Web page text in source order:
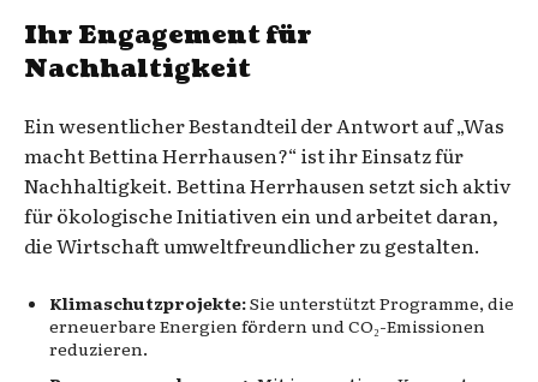
Ihr Engagement für
Nachhaltigkeit
Ein wesentlicher Bestandteil der Antwort auf „Was
macht Bettina Herrhausen?“ ist ihr Einsatz für
Nachhaltigkeit. Bettina Herrhausen setzt sich aktiv
für ökologische Initiativen ein und arbeitet daran,
die Wirtschaft umweltfreundlicher zu gestalten.
Klimaschutzprojekte:Sie unterstützt Programme, die
erneuerbare Energien fördern und CO₂-Emissionen
reduzieren.